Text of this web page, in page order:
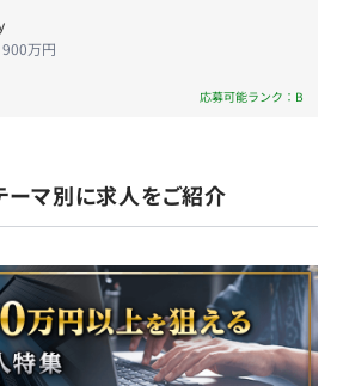
）
万円
応募可能ランク：B
ーマ別に求人をご紹介